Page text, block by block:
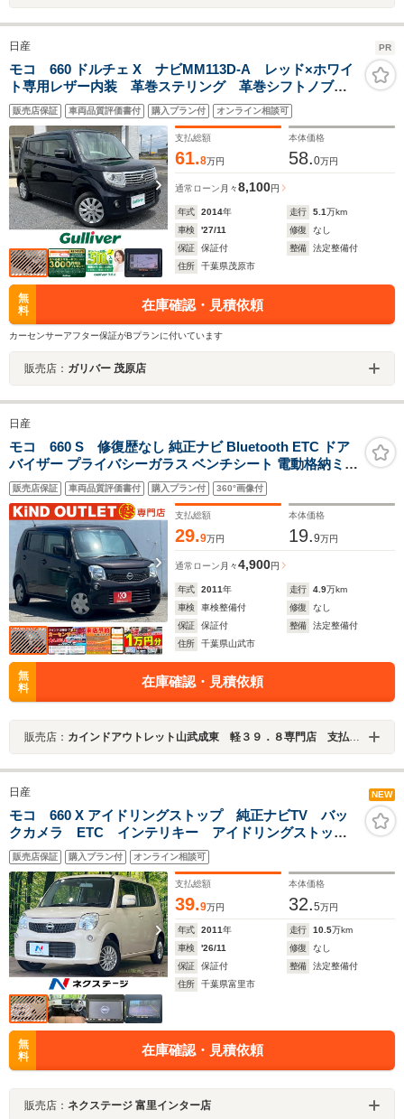
日産 PR
モコ 660 ドルチェ X ナビMM113D-A レッド×ホワイ
ト専用レザー内装 革巻ステリング 革巻シフトノブ
ステアリングリモコン フルセグTV・BT通話・DVD・
CD・SD HIDライト フォグランプ 純14AW
販売店保証 車両品質評価書付 購入プラン付 オンライン相談可
支払総額
61.8万円
本体価格
58.0万円
通常ローン 月々8,100円
年式 2014年 走行 5.1万km
車検
'27/11 修復
なし
保証
保証付 整備
法定整備付
住所
千葉県茂原市
無
料
在庫確認・見積依頼
カーセンサーアフター保証がBプランに付いています
販売店： ガリバー 茂原店
日産
モコ 660 S 修復歴なし 純正ナビ Bluetooth ETC ドア
バイザー プライバシーガラス ベンチシート 電動格納ミラ
ー ABS エアバック イモビライザー タイミングチェーン
整備保証付
販売店保証 車両品質評価書付 購入プラン付 360°画像付
支払総額
29.9万円
本体価格
19.9万円
通常ローン 月々4,900円
年式 2011年 走行 4.9万km
車検
車検整備付 修復
なし
保証
保証付 整備
法定整備付
住所
千葉県山武市
無
料
在庫確認・見積依頼
販売店： カインドアウトレット山武成東 軽３９．８専門店 支払総額表示 ワゴンＲ／ムーブ／タント／ルークス／Ｎ－ＢＯＸ
日産 NEW
モコ 660 X アイドリングストップ 純正ナビTV バッ
クカメラ ETC インテリキー アイドリングストッ
プ オートエアコン 運転席シートリフター 電動格納
ドアミラー ウィンカーミラー エアバッグ バニティ
ミラー
販売店保証 購入プラン付 オンライン相談可
支払総額
39.9万円
本体価格
32.5万円
年式 2011年 走行 10.5万km
車検
'26/11 修復
なし
保証
保証付 整備
法定整備付
住所
千葉県富里市
無
料
在庫確認・見積依頼
販売店： ネクステージ 富里インター店